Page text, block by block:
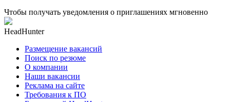
Чтобы получать уведомления о приглашениях мгновенно
HeadHunter
Размещение вакансий
Поиск по резюме
О компании
Наши вакансии
Реклама на сайте
Требования к ПО